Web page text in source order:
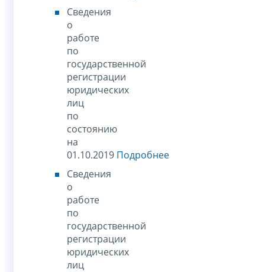
Сведения
о
работе
по
государственной
регистрации
юридических
лиц
по
состоянию
на
01.10.2019 Подробнее
Сведения
о
работе
по
государственной
регистрации
юридических
лиц